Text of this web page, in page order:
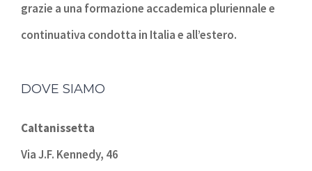
grazie a una formazione accademica pluriennale e
continuativa condotta in Italia e all’estero.
DOVE SIAMO
Caltanissetta
Via J.F. Kennedy, 46